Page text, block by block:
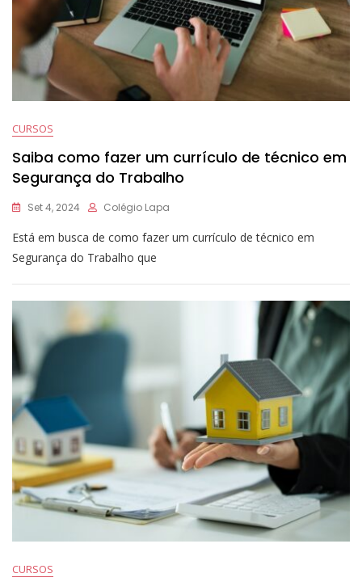
CURSOS
Saiba como fazer um currículo de técnico em
Segurança do Trabalho
Set 4, 2024 Colégio Lapa
Está em busca de como fazer um currículo de técnico em
Segurança do Trabalho que
CURSOS